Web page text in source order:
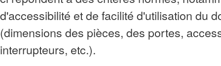
d'accessibilité et de facilité d'utilisation du
(dimensions des pièces, des portes,
interrupteurs, etc.).